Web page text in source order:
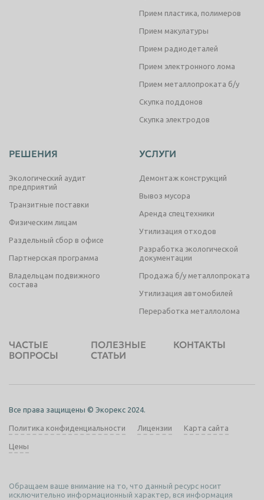
Прием пластика, полимеров
Прием макулатуры
Прием радиодеталей
Прием электронного лома
Прием металлопроката б/у
Скупка поддонов
Скупка электродов
РЕШЕНИЯ
Экологический аудит
предприятий
Транзитные поставки
Физическим лицам
Раздельный сбор в офисе
Партнерская программа
Владельцам подвижного
состава
УСЛУГИ
Демонтаж конструкций
Вывоз мусора
Аренда спецтехники
Утилизация отходов
Разработка экологической
документации
Продажа б/у металлопроката
Утилизация автомобилей
Переработка металлолома
ЧАСТЫЕ
ВОПРОСЫ
ПОЛЕЗНЫЕ
СТАТЬИ
КОНТАКТЫ
Все права защищены © Экорекс 2024.
Политика конфиденциальности Лицензии Карта сайта
Цены
Обращаем ваше внимание на то, что данный ресурс носит
исключительно информационный характер, вся информация